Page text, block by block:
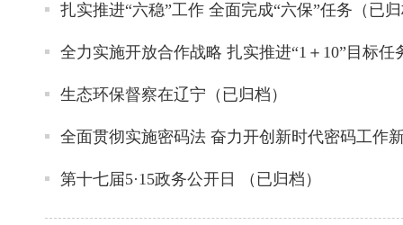
扎实推进“六稳”工作 全面完成“六保”任务（已
全力实施开放合作战略 扎实推进“1＋10”目标任
生态环保督察在辽宁（已归档）
全面贯彻实施密码法 奋力开创新时代密码工作
第十七届5·15政务公开日 （已归档）